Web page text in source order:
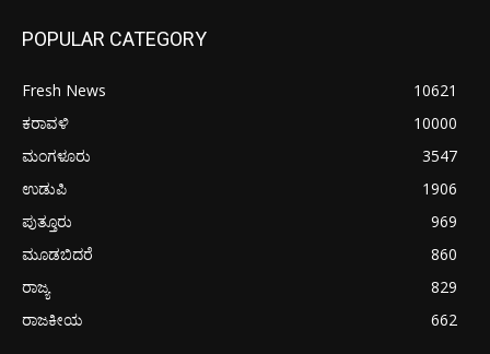
POPULAR CATEGORY
Fresh News
10621
ಕರಾವಳಿ
10000
ಮಂಗಳೂರು
3547
ಉಡುಪಿ
1906
ಪುತ್ತೂರು
969
ಮೂಡಬಿದರೆ
860
ರಾಜ್ಯ
829
ರಾಜಕೀಯ
662